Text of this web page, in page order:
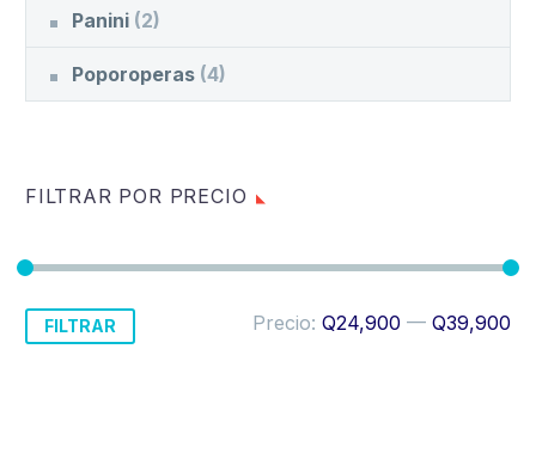
Panini (2)
Poporoperas (4)
FILTRAR POR PRECIO
Precio
mínimo
Precio
máximo
FILTRAR Precio: Q24,900 — Q39,900